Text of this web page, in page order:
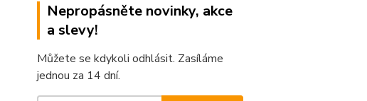
Nepropásněte novinky, akce
a slevy!
Můžete se kdykoli odhlásit. Zasíláme
jednou za 14 dní.